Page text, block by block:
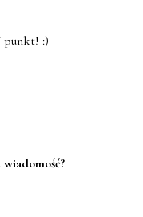
punkt! :)